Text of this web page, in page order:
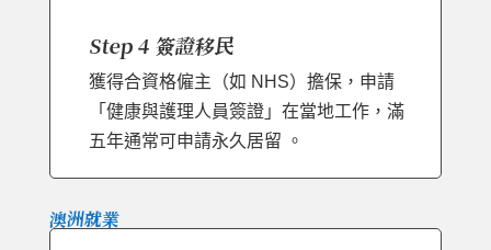
Step 4 簽證移民
獲得合資格僱主（如 NHS）擔保，申請
「健康與護理人員簽證」在當地工作，滿
五年通常可申請永久居留 。
澳洲就業